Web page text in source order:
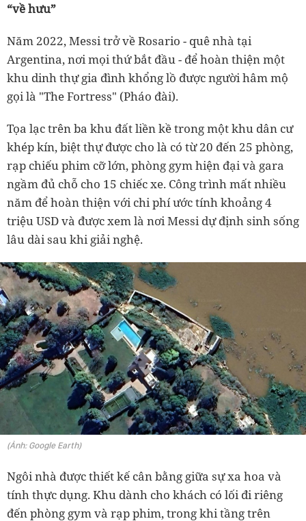
“về hưu”
Năm 2022, Messi trở về Rosario - quê nhà tại
Argentina, nơi mọi thứ bắt đầu - để hoàn thiện một
khu dinh thự gia đình khổng lồ được người hâm mộ
gọi là "The Fortress" (Pháo đài).
Tọa lạc trên ba khu đất liền kề trong một khu dân cư
khép kín, biệt thự được cho là có từ 20 đến 25 phòng,
rạp chiếu phim cỡ lớn, phòng gym hiện đại và gara
ngầm đủ chỗ cho 15 chiếc xe. Công trình mất nhiều
năm để hoàn thiện với chi phí ước tính khoảng 4
triệu USD và được xem là nơi Messi dự định sinh sống
lâu dài sau khi giải nghệ.
(Ảnh: Google Earth)
Ngôi nhà được thiết kế cân bằng giữa sự xa hoa và
tính thực dụng. Khu dành cho khách có lối đi riêng
đến phòng gym và rạp phim, trong khi tầng trên